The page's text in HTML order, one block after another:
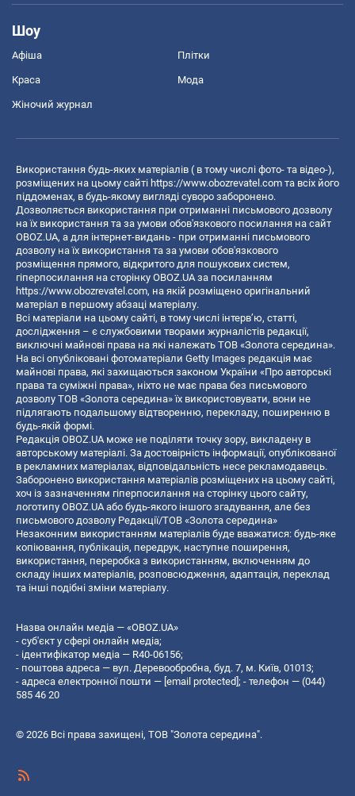
Шоу
Афіша Плітки
Краса Мода
Жіночий журнал
Використання будь-яких матеріалів ( в тому числі фото- та відео-),
розміщених на цьому сайті https://www.obozrevatel.com та всіх його
піддоменах, в будь-якому вигляді суворо заборонено.
Дозволяється використання при отриманні письмового дозволу
на їх використання та за умови обов'язкового посилання на сайт
OBOZ.UA, а для інтернет-видань - при отриманні письмового
дозволу на їх використання та за умови обов'язкового
розміщення прямого, відкритого для пошукових систем,
гіперпосилання на сторінку OBOZ.UA за посиланням
https://www.obozrevatel.com, на якій розміщено оригінальний
матеріал в першому абзаці матеріалу.
Всі матеріали на цьому сайті, в тому числі інтерв’ю, статті,
дослідження – є службовими творами журналістів редакції,
виключні майнові права на які належать ТОВ «Золота середина».
На всі опубліковані фотоматеріали Getty Images редакція має
майнові права, які захищаються законом України «Про авторські
права та суміжні права», ніхто не має права без письмового
дозволу ТОВ «Золота середина» їх використовувати, вони не
підлягають подальшому відтворенню, перекладу, поширенню в
будь-якій формі.
Редакція OBOZ.UA може не поділяти точку зору, викладену в
авторському матеріалі. За достовірність інформації, опублікованої
в рекламних матеріалах, відповідальність несе рекламодавець.
Заборонено використання матеріалів розміщених на цьому сайті,
хоч із зазначенням гіперпосилання на сторінку цього сайту,
логотипу OBOZ.UA або будь-якого іншого згадування, але без
письмового дозволу Редакції/ТОВ «Золота середина»
Незаконним використанням матеріалів буде вважатися: будь-яке
копiювання, публiкацiя, передрук, наступне поширення,
використання, переробка з використанням, включенням до
складу інших матеріалів, розповсюдження, адаптація, переклад
та інші подібні зміни матеріалу.
Назва онлайн медіа — «OBOZ.UA»
- суб'єкт у сфері онлайн медіа;
- ідентифікатор медіа — R40-06156;
- поштова адреса — вул. Деревообробна, буд. 7, м. Київ, 01013;
- адреса електронної пошти — [email protected] ; - телефон — (044)
585 46 20
© 2026 Всі права захищені, ТОВ "Золота середина".